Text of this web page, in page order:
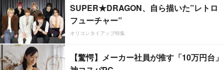
SUPER★DRAGON、自ら描いた”レトロ
フューチャー”
オリコンタイアップ特集
【驚愕】メーカー社員が推す「10万円台」